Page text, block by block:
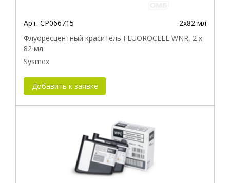
Арт: CP066715
2x82 мл
Флуоресцентный краситель FLUOROCELL WNR, 2 x
82 мл
Sysmex
Добавить к заявке